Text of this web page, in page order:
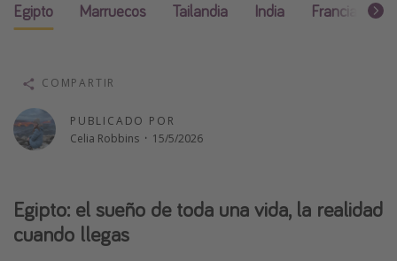
Cruceros por el Mediterráneo
Guía de equipaje de mano
Parques de atracciones
Viaja con musicales
Harry Potter en Londres y otros destinos
Eventos deportivos
Egipto Marruecos Tailandia India Francia
PUBLICADO POR
Celia Robbins · 15/5/2026
COMPARTIR
Egipto: el sueño de toda una vida, la realidad
cuando llegas